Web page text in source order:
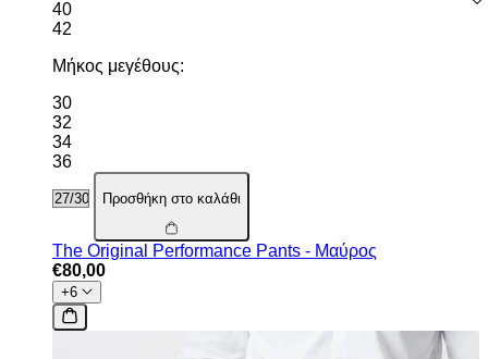
40
42
Μήκος μεγέθους:
30
32
34
36
Προσθήκη στο καλάθι
The Original Performance Pants - Μαύρος
€80,00
+6